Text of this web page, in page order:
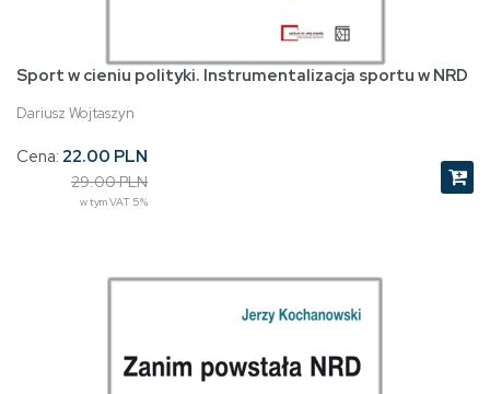
Sport w cieniu polityki. Instrumentalizacja sportu w NRD
Dariusz Wojtaszyn
Cena: 22.00 PLN
29.00 PLN
w tym VAT 5%